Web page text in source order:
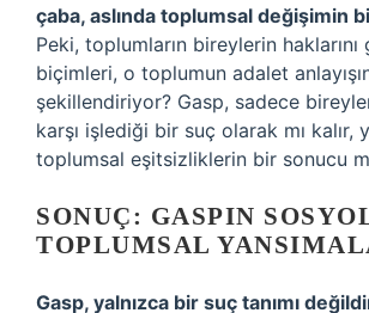
çaba, aslında toplumsal değişimin
Peki, toplumların bireylerin
biçimleri, o toplumun adalet
şekillendiriyor? Gasp, sadece
karşı işlediği bir suç olarak mı kalır,
toplumsal eşitsizliklerin bir sonucu
SONUÇ: GASPIN
TOPLUMSAL
Gasp, yalnızca bir suç tanımı